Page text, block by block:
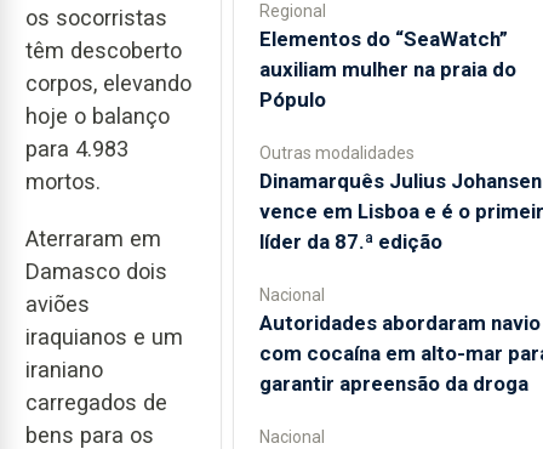
os socorristas
têm descoberto
corpos, elevando
hoje o balanço
para 4.983
mortos.
Aterraram em
Damasco dois
aviões
iraquianos e um
iraniano
carregados de
bens para os
Regional
​Elementos do “SeaWatch”
auxiliam mulher na praia do
Pópulo
Outras modalidades
Dinamarquês Julius Johansen
vence em Lisboa e é o
líder da 87.ª edição
Nacional
Autoridades abordaram navio
com cocaína em alto-mar
garantir apreensão da droga
Nacional